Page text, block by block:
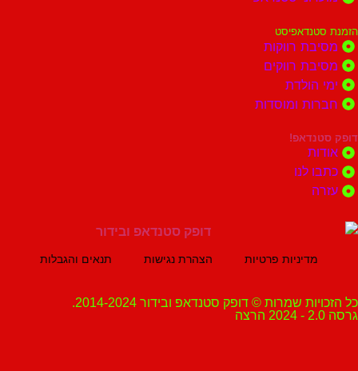
רווקות
רווקים
ומוסדות
לנו
מדיניות פרטיות הצהרת נגישות תנאים והגבלות
שמרות © דופק סטנדאפ ובידור 2014-2024.